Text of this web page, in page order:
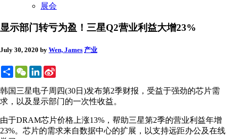
展会
显示部门转亏为盈！三星Q2营业利益大增23%
July 30, 2020 by Wen, James 产业
ShareWeChatLinkedIn
韩国三星电子周四(30日)发布第2季财报，受益于强劲的芯片需
求，以及显示部门的一次性收益。
由于DRAM芯片价格上涨13%，帮助三星第2季的营业利益年增
23%。芯片的需求来自数据中心的扩展，以支持远距办公及在线